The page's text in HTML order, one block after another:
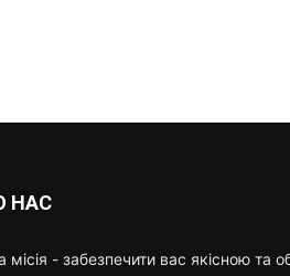
НАС
місія - забезпечити вас якісною та